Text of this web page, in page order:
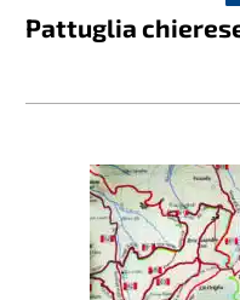
Pattuglia